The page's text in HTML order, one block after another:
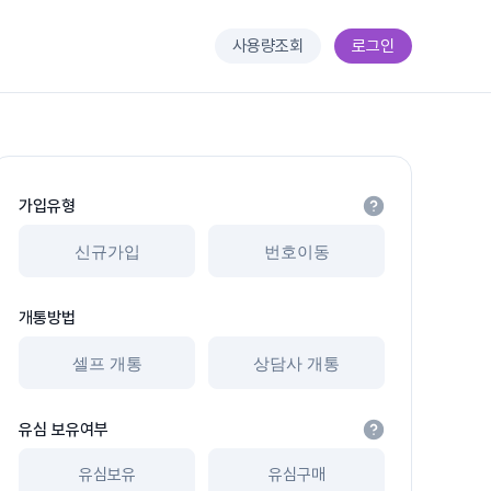
사용량조회 로그인
가입유형
신규가입 번호이동
개통방법
셀프 개통 상담사 개통
유심 보유여부
유심보유 유심구매